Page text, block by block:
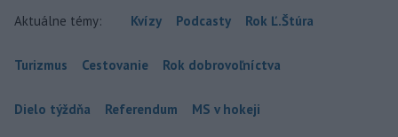
Aktuálne témy: Kvízy Podcasty Rok Ľ.Štúra
Turizmus Cestovanie Rok dobrovoľníctva
Dielo týždňa Referendum MS v hokeji